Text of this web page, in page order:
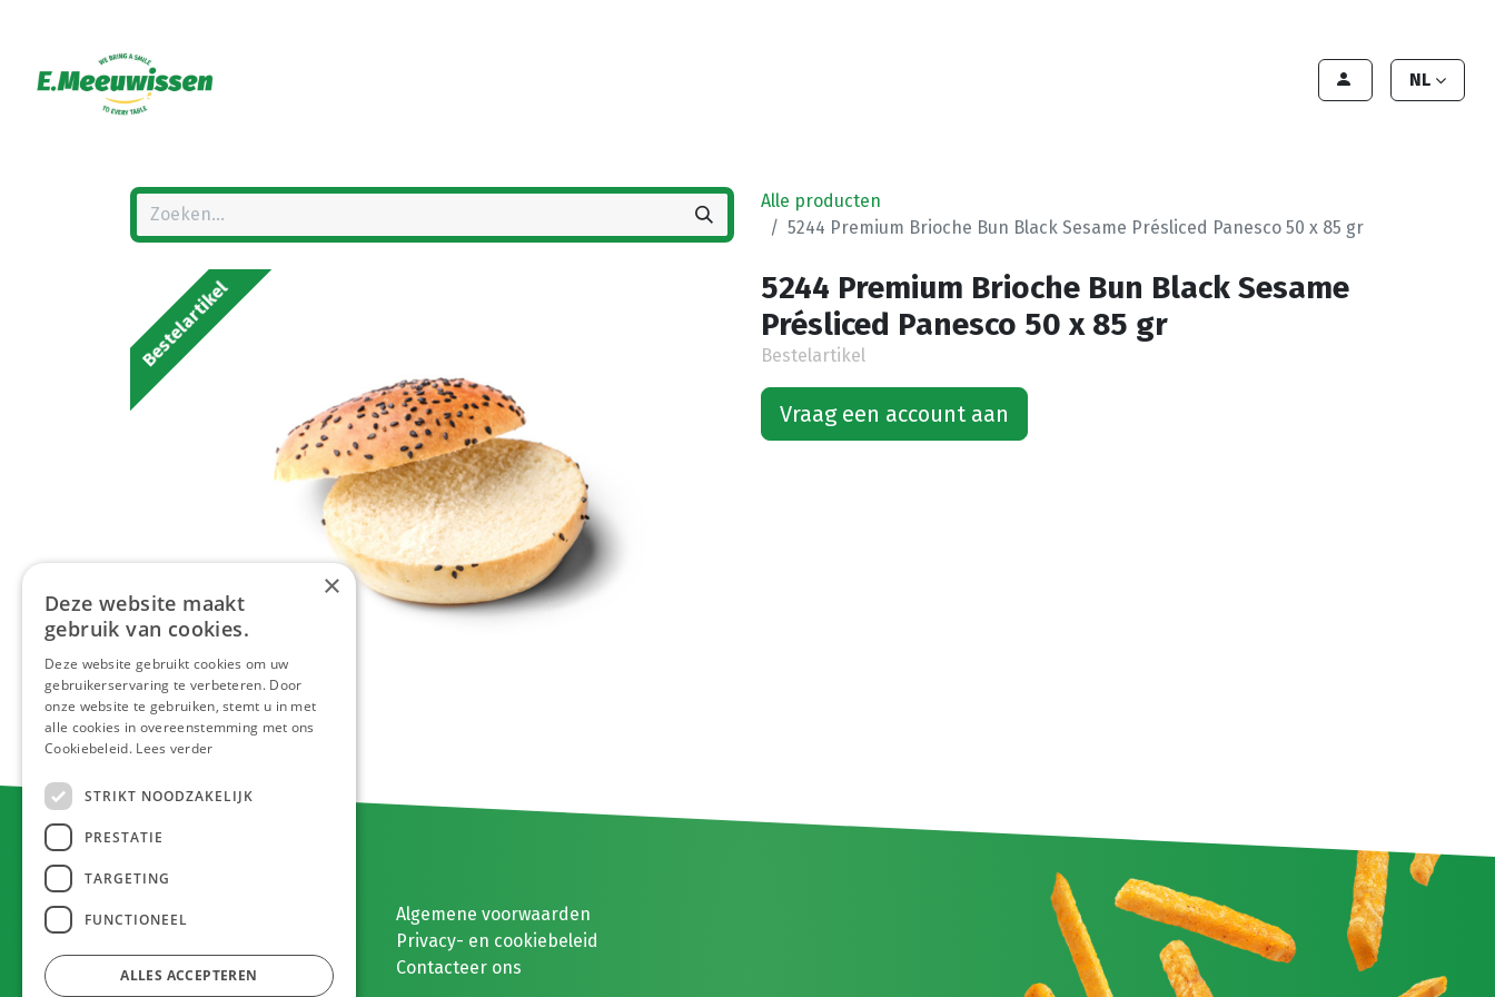
NL
Alle producten
5244 Premium Brioche Bun Black Sesame Présliced Panesco 50 x 85 gr
Bestelartikel
5244 Premium Brioche Bun Black Sesame
Présliced Panesco 50 x 85 gr
Bestelartikel
Vraag een account aan
E. MEEUWISSEN BV
Gaston Eyskenslaan 2
3900 Pelt, België
Algemene voorwaarden
Privacy- en cookiebeleid
Contacteer ons
×
Deze website maakt
gebruik van cookies.
Deze website gebruikt cookies om uw
gebruikerservaring te verbeteren. Door
onze website te gebruiken, stemt u in met
alle cookies in overeenstemming met ons
Cookiebeleid. Lees verder
STRIKT NOODZAKELIJK
PRESTATIE
TARGETING
FUNCTIONEEL
ALLES ACCEPTEREN